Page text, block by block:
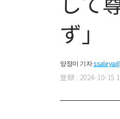
ず」
양정미 기자
登録 : 2024-10-15